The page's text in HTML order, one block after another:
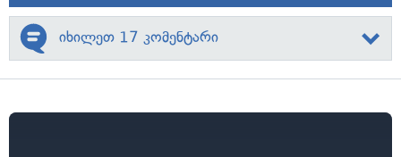
იხილეთ 17 კომენტარი